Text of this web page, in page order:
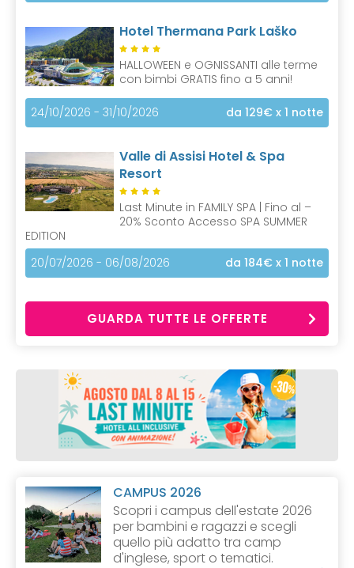
Hotel Thermana Park Laško
HALLOWEEN e OGNISSANTI alle terme
con bimbi GRATIS fino a 5 anni!
24/10/2026 - 31/10/2026 da 129€ x 1 notte
Valle di Assisi Hotel & Spa
Resort
Last Minute in FAMILY SPA | Fino al –
20% Sconto Accesso SPA SUMMER
EDITION
20/07/2026 - 06/08/2026
da 184€ x 1 notte
GUARDA TUTTE LE OFFERTE
CAMPUS 2026
Scopri i campus dell'estate 2026
per bambini e ragazzi e scegli
quello più adatto tra camp
d'inglese, sport o tematici.